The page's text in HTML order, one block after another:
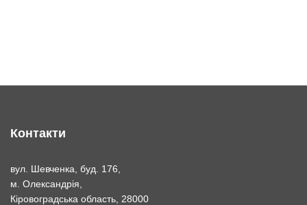
Контакти
вул. Шевченка, буд. 176,
м. Олександрія,
Кіровоградська область, 28000